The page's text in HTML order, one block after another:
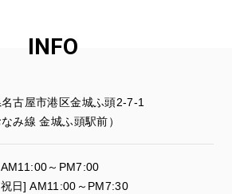
INFO
古屋市港区金城ふ頭2-7-1
なみ線 金城ふ頭駅前）
～PM7:00
日] AM11:00～PM7:30